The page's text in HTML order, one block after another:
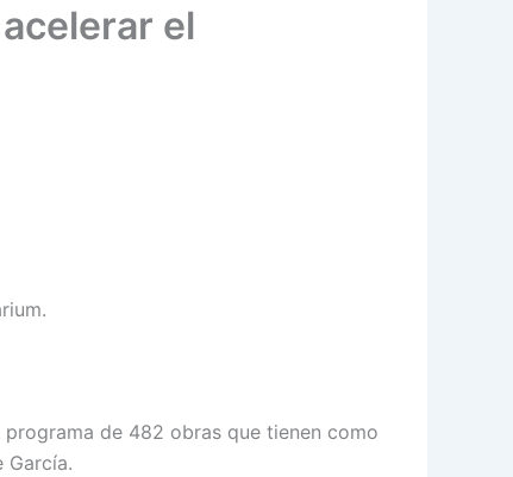
el
de 482 obras que tienen como
García.